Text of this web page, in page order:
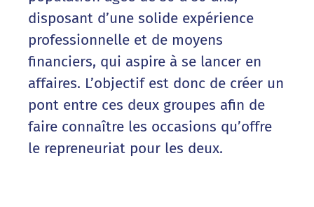
disposant d’une solide expérience
professionnelle et de moyens
financiers, qui aspire à se lancer en
affaires. L’objectif est donc de créer un
pont entre ces deux groupes afin de
faire connaître les occasions qu’offre
le repreneuriat pour les deux.